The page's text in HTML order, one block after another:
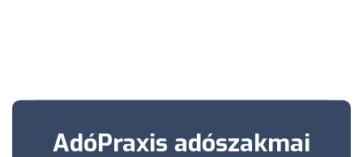
AdóPraxis adószakmai